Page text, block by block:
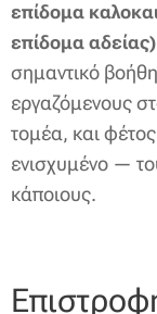
επίδομα
επίδομα αδείας)
σημαντικό
εργαζόμενους
τομέα, και
ενισχυμένο —
κάποιους.